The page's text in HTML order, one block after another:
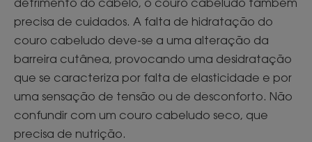
detrimento do cabelo, o couro cabeludo também
precisa de cuidados. A falta de hidratação do
couro cabeludo deve-se a uma alteração da
barreira cutânea, provocando uma desidratação
que se caracteriza por falta de elasticidade e por
uma sensação de tensão ou de desconforto. Não
confundir com um couro cabeludo seco, que
precisa de nutrição.